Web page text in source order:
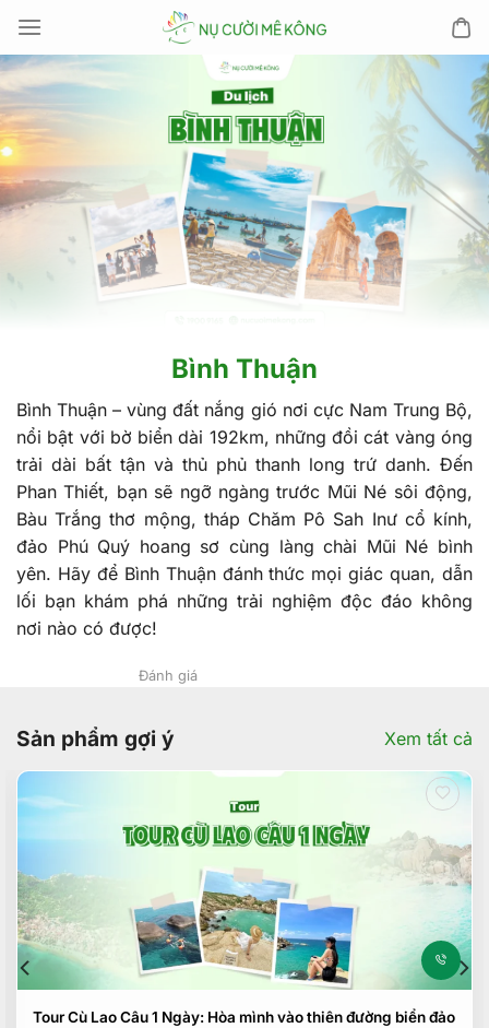
đến
nội
dung
Bình Thuận
Bình Thuận – vùng đất nắng gió nơi cực Nam Trung Bộ,
nổi bật với bờ biển dài 192km, những đồi cát vàng óng
trải dài bất tận và thủ phủ thanh long trứ danh. Đến
Phan Thiết, bạn sẽ ngỡ ngàng trước Mũi Né sôi động,
Bàu Trắng thơ mộng, tháp Chăm Pô Sah Inư cổ kính,
đảo Phú Quý hoang sơ cùng làng chài Mũi Né bình
yên. Hãy để Bình Thuận đánh thức mọi giác quan, dẫn
lối bạn khám phá những trải nghiệm độc đáo không
nơi nào có được!
Đánh giá
Sản phẩm gợi ý Xem tất cả
Tour Cù Lao Câu 1 Ngày: Hòa mình vào thiên đường biển đảo